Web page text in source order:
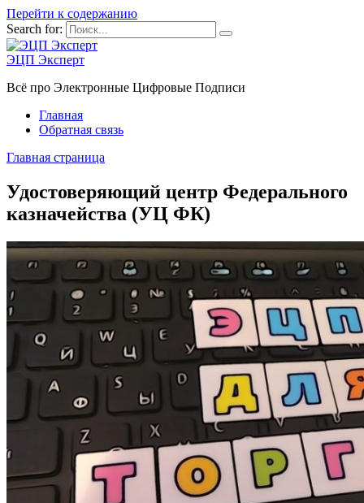
Перейти к содержанию
Search for:
ЭЦП Эксперт
Всё про Электронные Цифровые Подписи
Главная
Обратная связь
Главная страница
Удостоверяющий центр Федерального
казначейства (УЦ ФК)